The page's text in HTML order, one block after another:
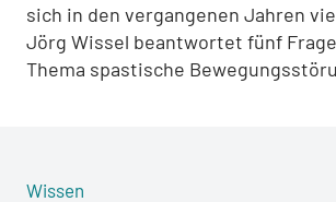
sich in den vergangenen Jahren
Jörg Wissel beantwortet fünf
Thema spastische
Wissen